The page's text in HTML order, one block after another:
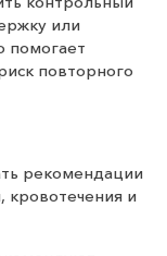
или
помогает
повторного
рекомендации
кровотечения и